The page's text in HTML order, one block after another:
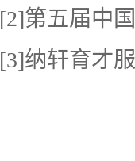
[2]第五届中
[3]纳轩育才